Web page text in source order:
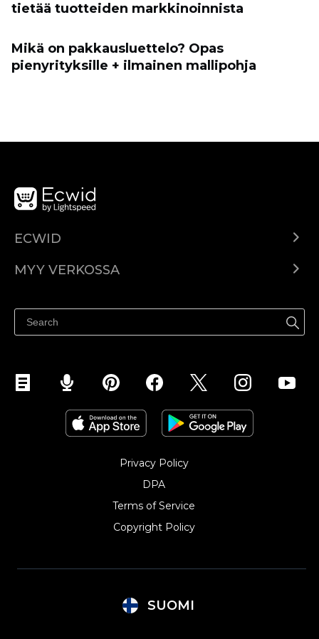
tietää tuotteiden markkinoinnista
Mikä on pakkausluettelo? Opas
pienyrityksille + ilmainen mallipohja
ECWID
Hinnoittelu
MYY VERKOSSA
Myy Facebookissa
Myy Instagramissa
Privacy Policy
DPA
Terms of Service
Copyright Policy‎
SUOMI